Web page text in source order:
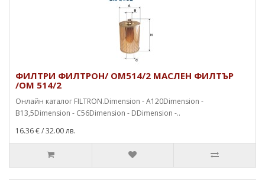
ФИЛТРИ ФИЛТРОН/ OM514/2 МАСЛЕН ФИЛТЪР
/OM 514/2
Онлайн каталог FILTRON.Dimension - A120Dimension -
B13,5Dimension - C56Dimension - DDimension -..
16.36 €/ 32.00 лв.